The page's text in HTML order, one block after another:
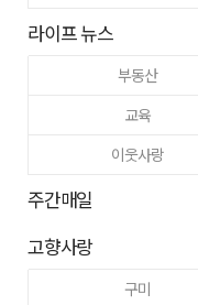
라이프 뉴스
부동산
교육
이웃사랑
주간매일
고향사랑
구미